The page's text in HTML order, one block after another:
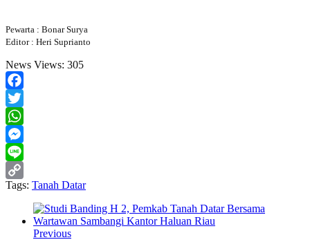
Pewarta : Bonar Surya
Editor : Heri Suprianto
News Views: 305
Facebook
Twitter
WhatsApp
Messenger
Line
Copy
Tags: Tanah Datar
Previous